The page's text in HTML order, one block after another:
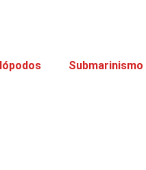
Submarinismo